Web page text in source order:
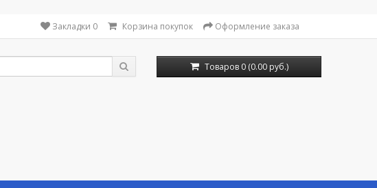
Закладки 0 Корзина покупок Оформление заказа
Товаров 0 (0.00 руб.)